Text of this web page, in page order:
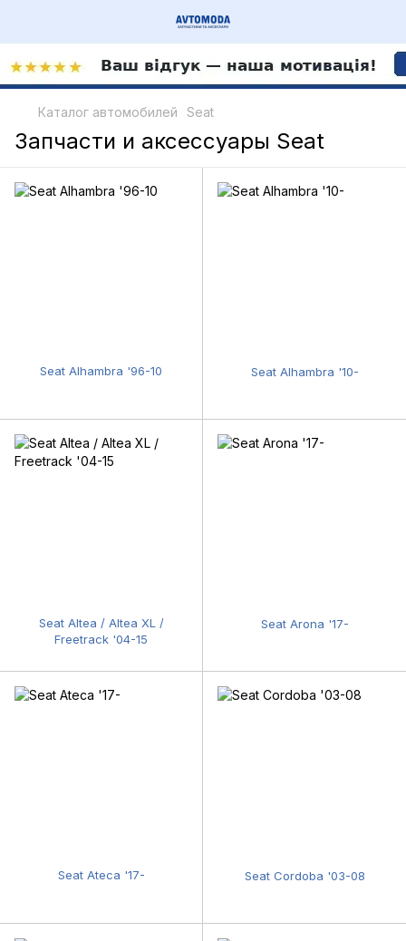
Каталог автомобилей Seat
Запчасти и аксессуары Seat
Seat Alhambra '96-10 Seat Alhambra '10-
Seat Altea / Altea XL /
Freetrack '04-15
Seat Arona '17-
Seat Ateca '17- Seat Cordoba '03-08